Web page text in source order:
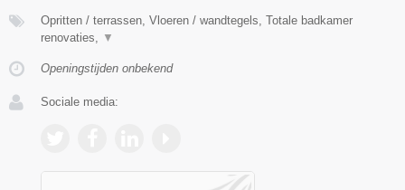
Opritten / terrassen, Vloeren / wandtegels, Totale badkamer
renovaties,
▼
Openingstijden onbekend
Sociale media: